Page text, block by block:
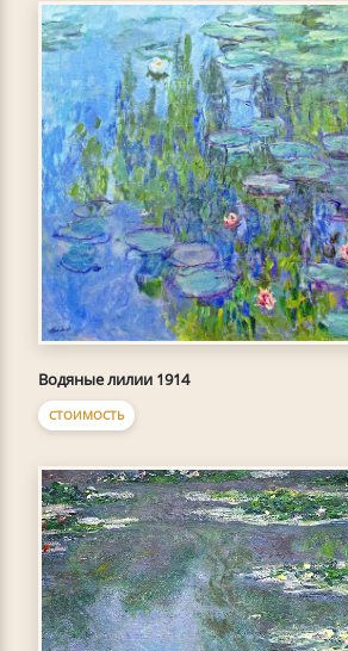
Водяные лилии 1914
СТОИМОСТЬ